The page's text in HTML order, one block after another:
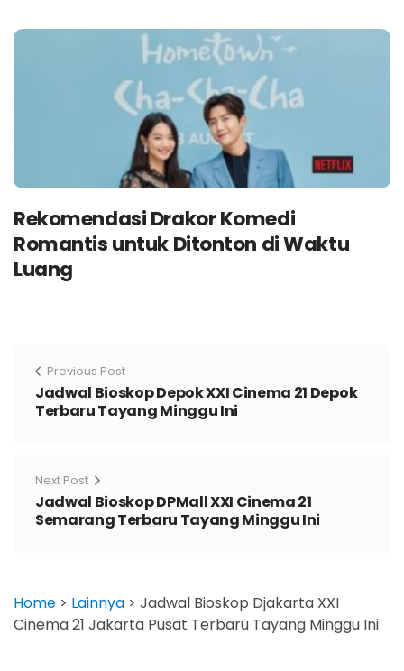
Rekomendasi Drakor Komedi
Romantis untuk Ditonton di Waktu
Luang
Previous Post
Jadwal Bioskop Depok XXI Cinema 21 Depok
Terbaru Tayang Minggu Ini
Next Post
Jadwal Bioskop DPMall XXI Cinema 21
Semarang Terbaru Tayang Minggu Ini
Home > Lainnya > Jadwal Bioskop Djakarta XXI
Cinema 21 Jakarta Pusat Terbaru Tayang Minggu Ini